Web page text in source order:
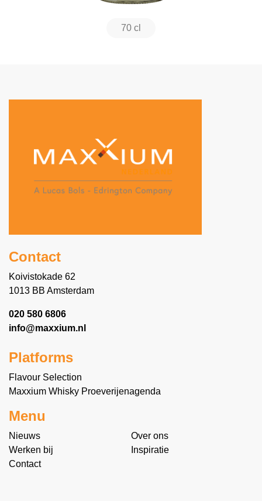
70 cl
Contact
Koivistokade 62
1013 BB Amsterdam
020 580 6806
info@maxxium.nl
Platforms
Flavour Selection
Maxxium Whisky Proeverijenagenda
Menu
Nieuws
Over ons
Werken bij
Inspiratie
Contact